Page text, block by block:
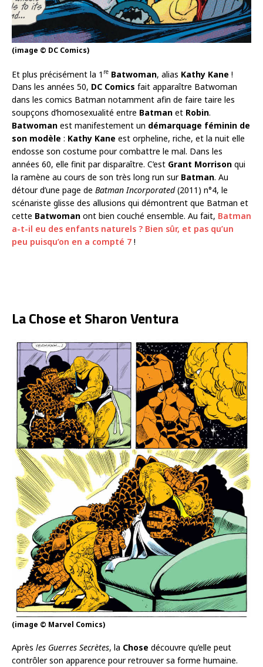
(image © DC Comics)
Et plus précisément la 1 re Batwoman, alias Kathy Kane !
Dans les années 50, DC Comics fait apparaître Batwoman
dans les comics Batman notamment afin de faire taire les
soupçons d’homosexualité entre Batman et Robin.
Batwoman est manifestement un démarquage féminin de
son modèle : Kathy Kane est orpheline, riche, et la nuit elle
endosse son costume pour combattre le mal. Dans les
années 60, elle finit par disparaître. C’est Grant Morrison qui
la ramène au cours de son très long run sur Batman. Au
détour d’une page de Batman Incorporated(2011) n°4, le
scénariste glisse des allusions qui démontrent que Batman et
cette Batwoman ont bien couché ensemble. Au fait, Batman
a-t-il eu des enfants naturels ? Bien sûr, et pas qu’un
peu puisqu’on en a compté 7 !
La Chose et Sharon Ventura
(image © Marvel Comics)
Après les Guerres Secrètes, la Chose découvre qu’elle peut
contrôler son apparence pour retrouver sa forme humaine.